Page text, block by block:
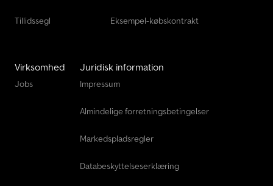
Tillidssegl Eksempel-købskontrakt
Virksomhed
Jobs
Juridisk information
Impressum
Almindelige forretningsbetingelser
Markedspladsregler
Databeskyttelseserklæring